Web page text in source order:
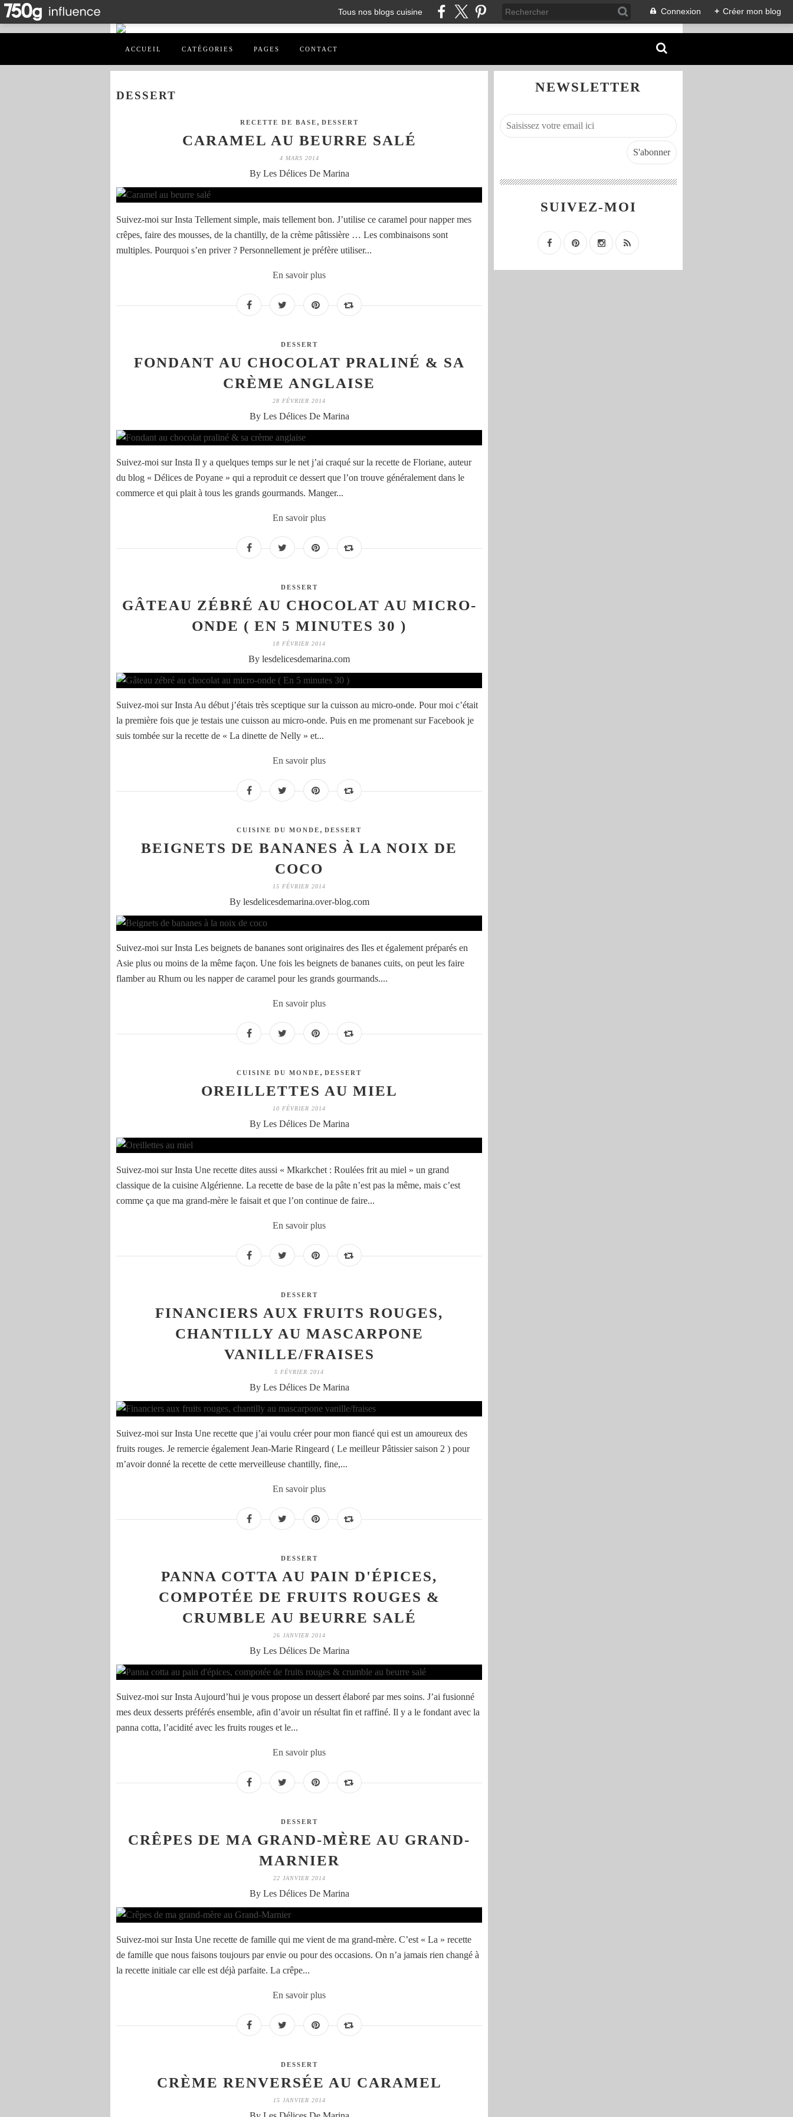
Tous nos blogs cuisine Connexion + Créer mon blog
ACCUEIL CATÉGORIES PAGES CONTACT
DESSERT
RECETTE DE BASE , DESSERT
CARAMEL AU BEURRE SALÉ
4 MARS 2014
By Les Délices De Marina
Suivez-moi sur Insta Tellement simple, mais tellement bon. J’utilise ce caramel pour napper mes
crêpes, faire des mousses, de la chantilly, de la crème pâtissière … Les combinaisons sont
multiples. Pourquoi s’en priver ? Personnellement je préfère utiliser...
En savoir plus
DESSERT
FONDANT AU CHOCOLAT PRALINÉ & SA
CRÈME ANGLAISE
28 FÉVRIER 2014
By Les Délices De Marina
Suivez-moi sur Insta Il y a quelques temps sur le net j’ai craqué sur la recette de Floriane, auteur
du blog « Délices de Poyane » qui a reproduit ce dessert que l’on trouve généralement dans le
commerce et qui plait à tous les grands gourmands. Manger...
En savoir plus
DESSERT
GÂTEAU ZÉBRÉ AU CHOCOLAT AU MICRO-
ONDE ( EN 5 MINUTES 30 )
18 FÉVRIER 2014
By lesdelicesdemarina.com
Suivez-moi sur Insta Au début j’étais très sceptique sur la cuisson au micro-onde. Pour moi c’était
la première fois que je testais une cuisson au micro-onde. Puis en me promenant sur Facebook je
suis tombée sur la recette de « La dinette de Nelly » et...
En savoir plus
CUISINE DU MONDE , DESSERT
BEIGNETS DE BANANES À LA NOIX DE
COCO
15 FÉVRIER 2014
By lesdelicesdemarina.over-blog.com
Suivez-moi sur Insta Les beignets de bananes sont originaires des Iles et également préparés en
Asie plus ou moins de la même façon. Une fois les beignets de bananes cuits, on peut les faire
flamber au Rhum ou les napper de caramel pour les grands gourmands....
En savoir plus
CUISINE DU MONDE , DESSERT
OREILLETTES AU MIEL
10 FÉVRIER 2014
By Les Délices De Marina
Suivez-moi sur Insta Une recette dites aussi « Mkarkchet : Roulées frit au miel » un grand
classique de la cuisine Algérienne. La recette de base de la pâte n’est pas la même, mais c’est
comme ça que ma grand-mère le faisait et que l’on continue de faire...
En savoir plus
DESSERT
FINANCIERS AUX FRUITS ROUGES,
CHANTILLY AU MASCARPONE
VANILLE/FRAISES
5 FÉVRIER 2014
By Les Délices De Marina
Suivez-moi sur Insta Une recette que j’ai voulu créer pour mon fiancé qui est un amoureux des
fruits rouges. Je remercie également Jean-Marie Ringeard ( Le meilleur Pâtissier saison 2 ) pour
m’avoir donné la recette de cette merveilleuse chantilly, fine,...
En savoir plus
DESSERT
PANNA COTTA AU PAIN D'ÉPICES,
COMPOTÉE DE FRUITS ROUGES &
CRUMBLE AU BEURRE SALÉ
26 JANVIER 2014
By Les Délices De Marina
Suivez-moi sur Insta Aujourd’hui je vous propose un dessert élaboré par mes soins. J’ai fusionné
mes deux desserts préférés ensemble, afin d’avoir un résultat fin et raffiné. Il y a le fondant avec la
panna cotta, l’acidité avec les fruits rouges et le...
En savoir plus
DESSERT
CRÊPES DE MA GRAND-MÈRE AU GRAND-
MARNIER
22 JANVIER 2014
By Les Délices De Marina
Suivez-moi sur Insta Une recette de famille qui me vient de ma grand-mère. C’est « La » recette
de famille que nous faisons toujours par envie ou pour des occasions. On n’a jamais rien changé à
la recette initiale car elle est déjà parfaite. La crêpe...
En savoir plus
DESSERT
CRÈME RENVERSÉE AU CARAMEL
15 JANVIER 2014
NEWSLETTER
SUIVEZ-MOI